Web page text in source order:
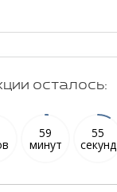
осталось:
59
минут
54
секунд